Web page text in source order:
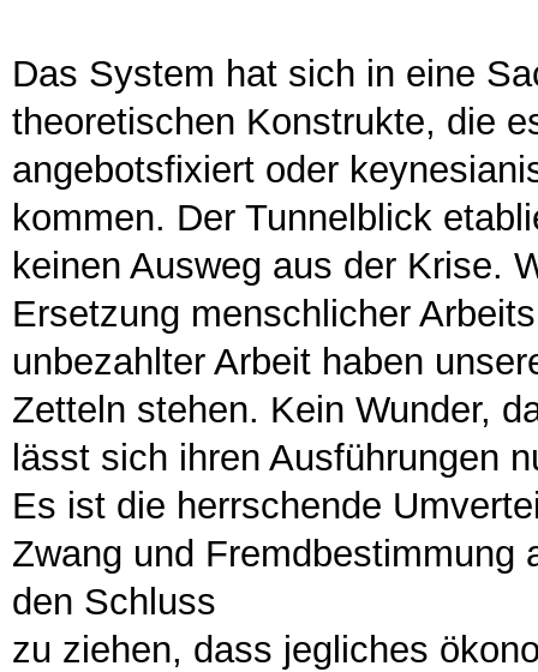
Das System hat sich in eine
theoretischen Konstrukte, die
angebotsfixiert oder
kommen. Der Tunnelblick
keinen Ausweg aus der Krise.
Ersetzung menschlicher
unbezahlter Arbeit haben
Zetteln stehen. Kein Wunder,
lässt sich ihren Ausführungen
Es ist die herrschende
Zwang und
den Schluss
zu ziehen, dass jegliches